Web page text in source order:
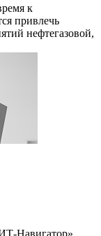
к
привлечь
нефтегазовой,